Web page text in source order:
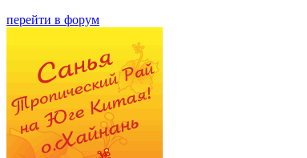
перейти в форум